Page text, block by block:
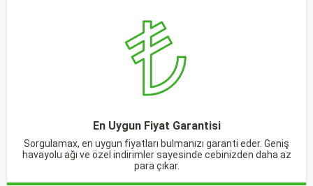
En Uygun Fiyat Garantisi
Sorgulamax, en uygun fiyatları bulmanızı garanti eder. Geniş
havayolu ağı ve özel indirimler sayesinde cebinizden daha az
para çıkar.